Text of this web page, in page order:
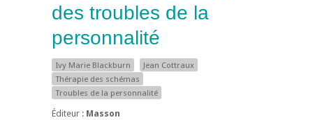
des troubles de la
personnalité
Ivy Marie Blackburn
Jean Cottraux
Thérapie des schémas
Troubles de la personnalité
Éditeur : Masson